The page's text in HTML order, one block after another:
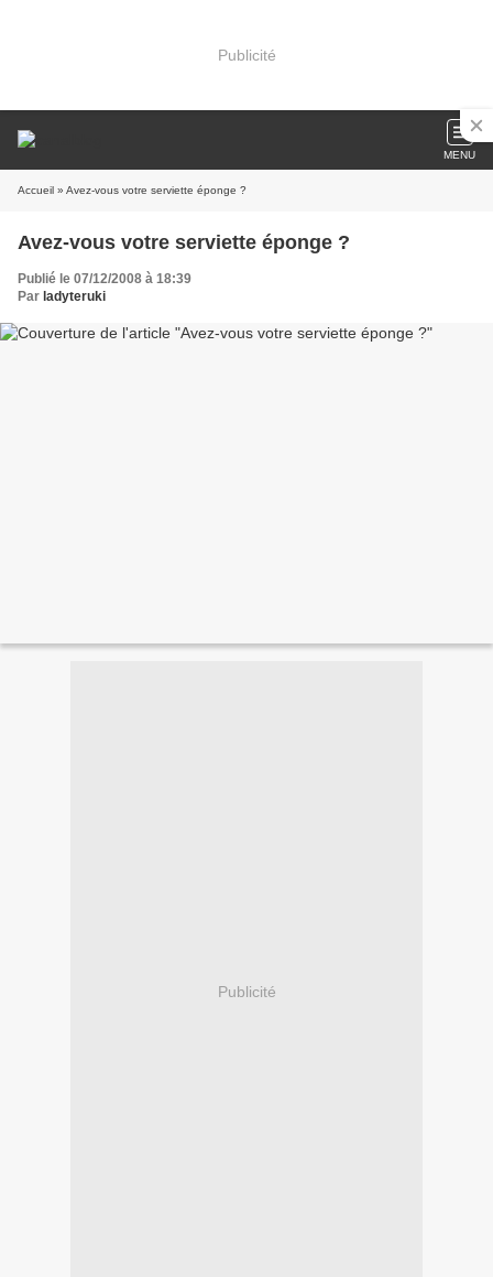
Publicité
MENU
Accueil » Avez-vous votre serviette éponge ?
Avez-vous votre serviette éponge ?
Publié le 07/12/2008 à 18:39
Par ladyteruki
Publicité